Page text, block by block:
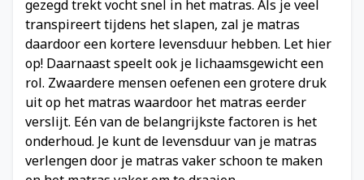
gezegd trekt vocht snel in het matras. Als je veel
transpireert tijdens het slapen, zal je matras
daardoor een kortere levensduur hebben. Let hier
op! Daarnaast speelt ook je lichaamsgewicht een
rol. Zwaardere mensen oefenen een grotere druk
uit op het matras waardoor het matras eerder
verslijt. Eén van de belangrijkste factoren is het
onderhoud. Je kunt de levensduur van je matras
verlengen door je matras vaker schoon te maken